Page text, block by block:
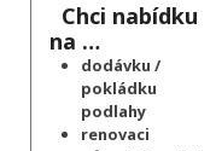
Chci nabídku
na …
dodávku /
pokládku
podlahy
renovaci